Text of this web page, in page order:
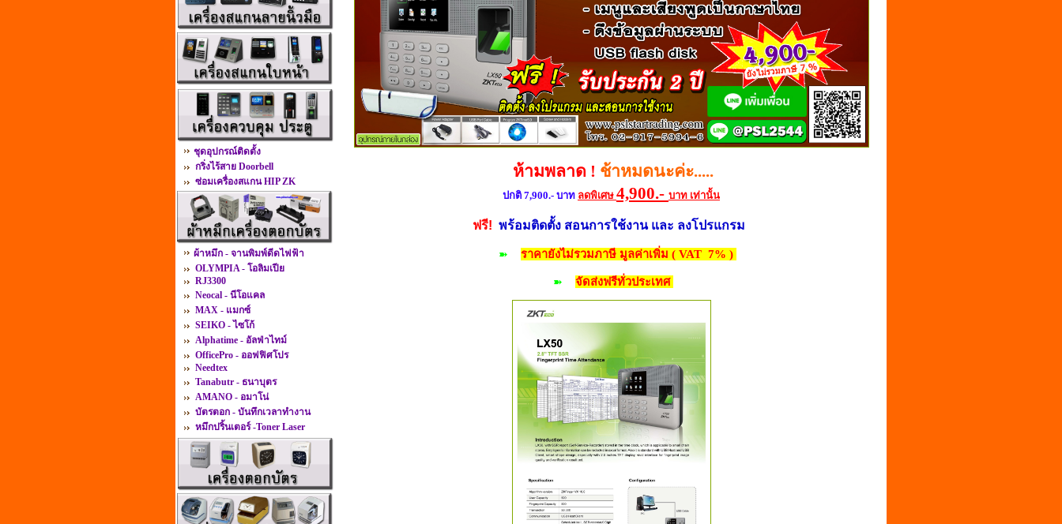
ชุดอุปกรณ์ติดตั้ง
กริ่งไร้สาย Doorbell
ซ่อมเครื่องสแกน HIP ZK
ผ้าหมึก - จานพิมพ์ดีดไฟฟ้า
OLYMPIA - โอลิมเปีย
RJ3300
Neocal - นีโอแคล
MAX - แมกซ์
SEIKO - ไซโก้
Alphatime - อัลฟ่าไทม์
OfficePro - ออฟฟิศโปร
Needtex
Tanabutr - ธนาบุตร
AMANO - อมาโน่
บัตรตอก - บันทึกเวลาทำงาน
หมึกปริ้นเตอร์ -Toner Laser
ห้ามพลาด ! ช้าหมดนะค่ะ.....
ปกติ 7,900.- บาท ลดพิเศษ 4,900.- บาท เท่านั้น
ฟรี! พร้อมติดตั้ง สอนการใช้งาน และ ลงโปรแกรม
➽ ราคายังไม่รวมภาษี มูลค่าเพิ่ม ( VAT 7% )
➽ จัดส่งฟรีทั่วประเทศ